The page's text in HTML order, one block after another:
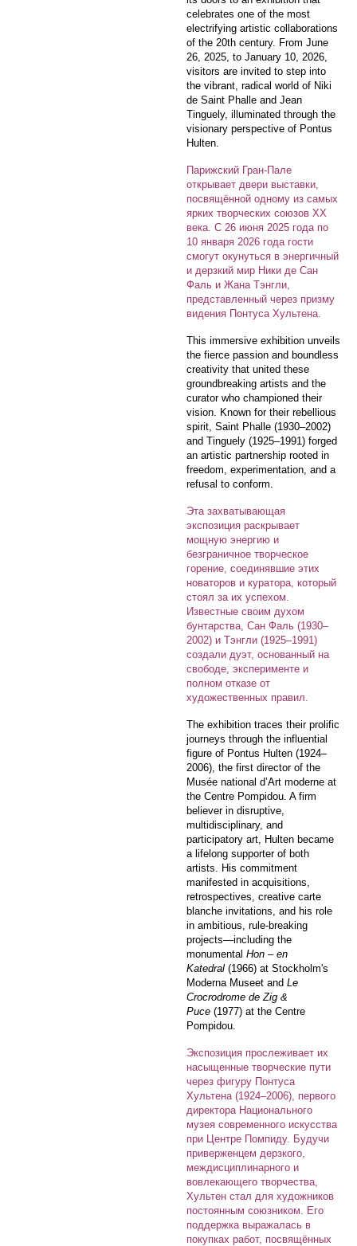
celebrates one of the most
electrifying artistic collaborations
of the 20th century. From June
26, 2025, to January 10, 2026,
visitors are invited to step into
the vibrant, radical world of Niki
de Saint Phalle and Jean
Tinguely, illuminated through the
visionary perspective of Pontus
Hulten.
Парижский Гран-Пале
открывает двери выставки,
посвящённой одному из самых
ярких творческих союзов XX
века. С 26 июня 2025 года по
10 января 2026 года гости
смогут окунуться в энергичный
и дерзкий мир Ники де Сан
Фаль и Жана Тэнгли,
представленный через призму
видения Понтуса Хультена.
This immersive exhibition unveils
the fierce passion and boundless
creativity that united these
groundbreaking artists and the
curator who championed their
vision. Known for their rebellious
spirit, Saint Phalle (1930–2002)
and Tinguely (1925–1991) forged
an artistic partnership rooted in
freedom, experimentation, and a
refusal to conform.
Эта захватывающая
экспозиция раскрывает
мощную энергию и
безграничное творческое
горение, соединявшие этих
новаторов и куратора, который
стоял за их успехом.
Известные своим духом
бунтарства, Сан Фаль (1930–
2002) и Тэнгли (1925–1991)
создали дуэт, основанный на
свободе, эксперименте и
полном отказе от
художественных правил.
The exhibition traces their prolific
journeys through the influential
figure of Pontus Hulten (1924–
2006), the first director of the
Musée national d’Art moderne at
the Centre Pompidou. A firm
believer in disruptive,
multidisciplinary, and
participatory art, Hulten became
a lifelong supporter of both
artists. His commitment
manifested in acquisitions,
retrospectives, creative carte
blanche invitations, and his role
in ambitious, rule-breaking
projects—including the
monumental Hon – en
Katedral (1966) at Stockholm's
Moderna Museet and Le
Crocrodrome de Zig &
Puce (1977) at the Centre
Pompidou.
Экспозиция прослеживает их
насыщенные творческие пути
через фигуру Понтуса
Хультена (1924–2006), первого
директора Национального
музея современного искусства
при Центре Помпиду. Будучи
приверженцем дерзкого,
междисциплинарного и
вовлекающего творчества,
Хультен стал для художников
постоянным союзником. Его
поддержка выражалась в
покупках работ, посвящённых